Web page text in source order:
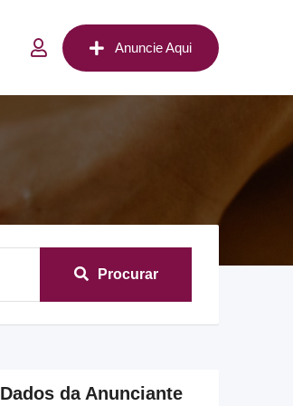
Anuncie Aqui
Procurar
Dados da Anunciante